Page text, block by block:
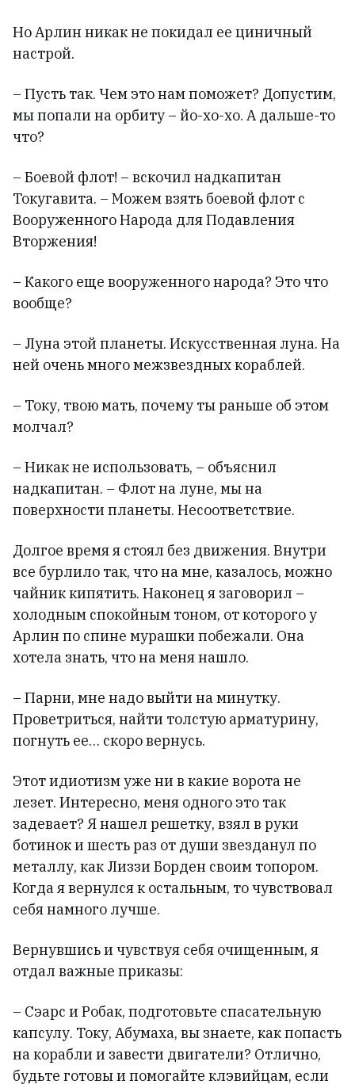
Но Арлин никак не покидал ее циничный
настрой.
– Пусть так. Чем это нам поможет? Допустим,
мы попали на орбиту – йо-хо-хо. А дальше-то
что?
– Боевой флот! – вскочил надкапитан
Токугавита. – Можем взять боевой флот с
Вооруженного Народа для Подавления
Вторжения!
– Какого еще вооруженного народа? Это что
вообще?
– Луна этой планеты. Искусственная луна. На
ней очень много межзвездных кораблей.
– Току, твою мать, почему ты раньше об этом
молчал?
– Никак не использовать, – объяснил
надкапитан. – Флот на луне, мы на
поверхности планеты. Несоответствие.
Долгое время я стоял без движения. Внутри
все бурлило так, что на мне, казалось, можно
чайник кипятить. Наконец я заговорил –
холодным спокойным тоном, от которого у
Арлин по спине мурашки побежали. Она
хотела знать, что на меня нашло.
– Парни, мне надо выйти на минутку.
Проветриться, найти толстую арматурину,
погнуть ее… скоро вернусь.
Этот идиотизм уже ни в какие ворота не
лезет. Интересно, меня одного это так
задевает? Я нашел решетку, взял в руки
ботинок и шесть раз от души звезданул по
металлу, как Лиззи Борден своим топором.
Когда я вернулся к остальным, то чувствовал
себя намного лучше.
Вернувшись и чувствуя себя очищенным, я
отдал важные приказы:
– Сэарс и Робак, подготовьте спасательную
капсулу. Току, Абумаха, вы знаете, как попасть
на корабли и завести двигатели? Отлично,
будьте готовы и помогайте клэвийцам, если